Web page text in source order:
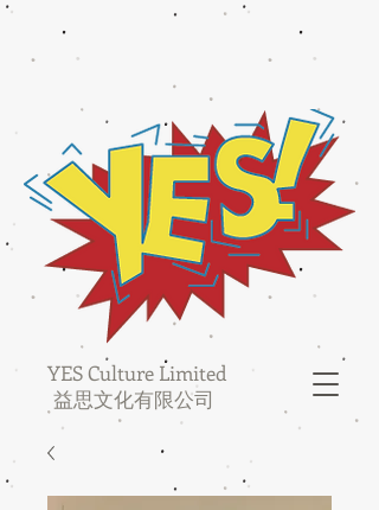
YES Culture Limited
益思文化有限公司